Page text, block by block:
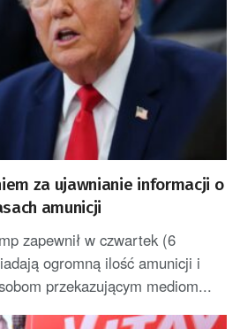
za ujawnianie informacji o
amunicji
zapewnił w czwartek (6
ogromną ilość amunicji i
przekazującym mediom...